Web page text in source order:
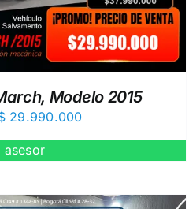
Modelo 2015
29.990.000
asesor